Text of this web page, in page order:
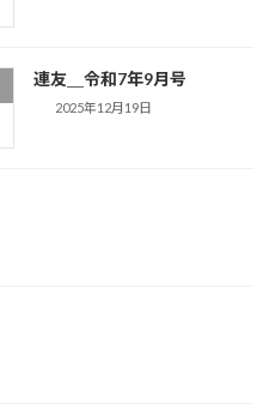
連友＿令和7年9月号
2025年12月19日